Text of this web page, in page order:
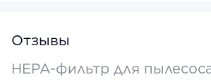
Отзывы
HEPA-фильтр для